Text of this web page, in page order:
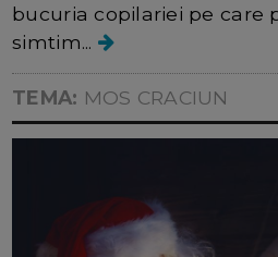
bucuria copilariei pe care
simtim...
TEMA: MOS CRACIUN